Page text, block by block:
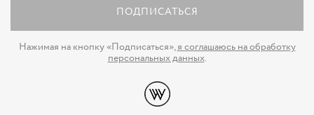
ПОДПИСАТЬСЯ
Нажимая на кнопку «Подписаться»,я соглашаюсь на обработку
персональных данных.